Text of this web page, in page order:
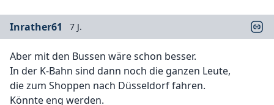
Inrather61 7 J.
Aber mit den Bussen wäre schon besser.
In der K-Bahn sind dann noch die ganzen Leute,
die zum Shoppen nach Düsseldorf fahren.
Könnte eng werden.